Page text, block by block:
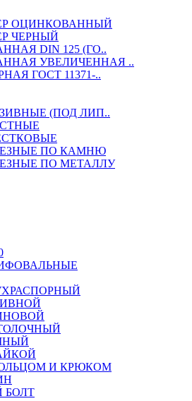
ОЦИНКОВАННЫЙ
ЧЕРНЫЙ
DIN 125 (ГО..
УВЕЛИЧЕННАЯ ..
ГОСТ 11371-..
(ПОД ЛИП..
ПО КАМНЮ
ПО МЕТАЛЛУ
И КРЮКОМ
БОЛТ